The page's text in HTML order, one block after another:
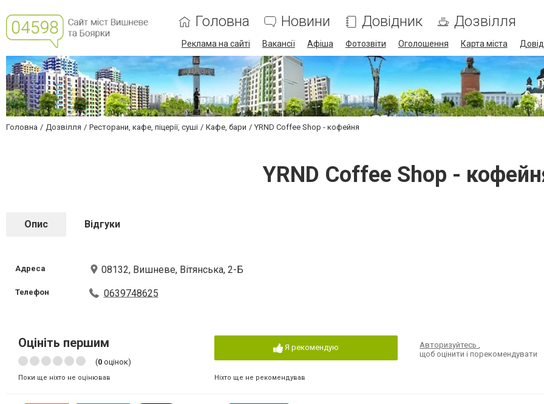
Головна Новини Довідник Дозвілля
Реклама на сайті Вакансії Афіша Фотозвіти Оголошення Карта міста
Головна Дозвілля Ресторани, кафе, піцерії, суші Кафе, бари YRND Coffee Shop - кофейня
YRND Coffee Shop -
Опис Відгуки
Адреса 08132, Вишневе, Вітянська, 2-Б
Телефон 0639748625
Оцініть першим
(0 оцінок)
Поки ще ніхто не оцінював
Я рекомендую
Ніхто ще не рекомендував
Авторизуйтесь,
щоб оцінити і порекомендувати